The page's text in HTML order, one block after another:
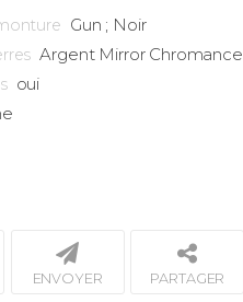
Gun ; Noir
Argent Mirror Chromance
oui
ENVOYER PARTAGER